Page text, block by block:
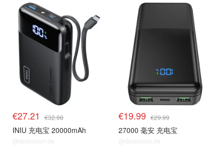
€27.21 €32.98
INIU 充电宝 20000mAh
@dealmoon.de
€19.99 €29.99
27000 毫安 充电宝
@dealmoon.de